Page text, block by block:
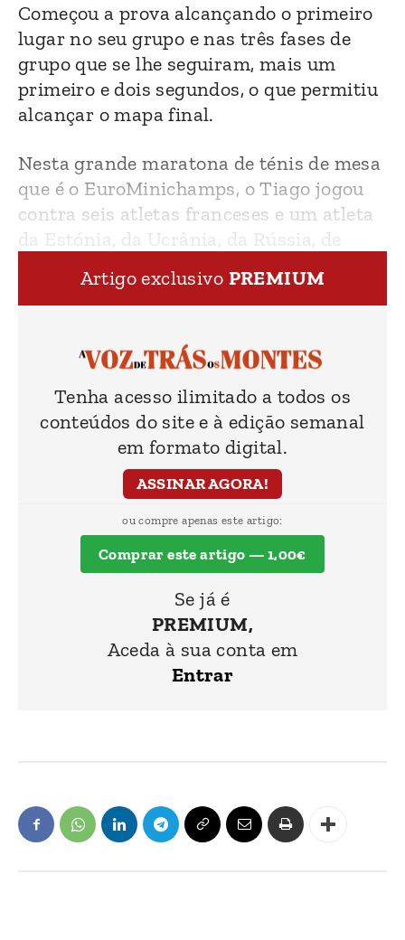
Começou a prova alcançando o primeiro
lugar no seu grupo e nas três fases de
grupo que se lhe seguiram, mais um
primeiro e dois segundos, o que permitiu
alcançar o mapa final.
Nesta grande maratona de ténis de mesa
que é o EuroMinichamps, o Tiago jogou
contra seis atletas franceses e um atleta
da Estónia, da Ucrânia, da Rússia, de
Artigo exclusivo PREMIUM
Tenha acesso ilimitado a todos os
conteúdos do site e à edição semanal
em formato digital.
ASSINAR AGORA!
ou compre apenas este artigo:
Comprar este artigo — 1,00€
Se já é
PREMIUM,
Aceda à sua conta em
Entrar